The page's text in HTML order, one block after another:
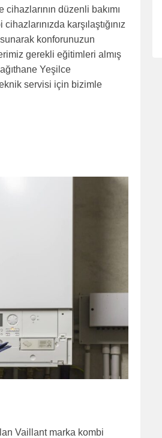
düzenli bakımı
karşılaştığınız
konforunuzun
gerekli eğitimleri almış
Yeşilce
servisi için bizimle
Vaillant marka kombi